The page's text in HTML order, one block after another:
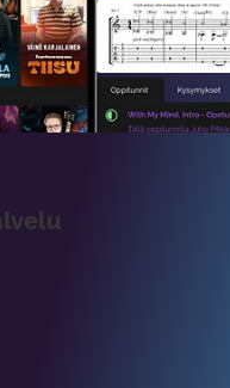
saat koko
viikon ajaksi.